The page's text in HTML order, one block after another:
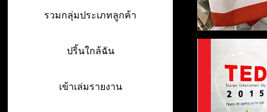
รวมกลุ่มประเภทลูกค้า
ปริ้นใกล้ฉัน
เข้าเล่มรายงาน